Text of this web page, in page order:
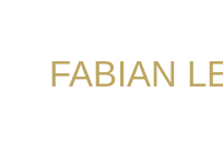
FABIAN